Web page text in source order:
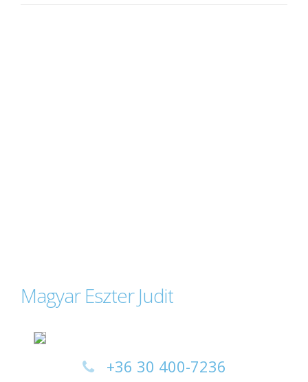
Magyar Eszter Judit
+36 30 400-7236